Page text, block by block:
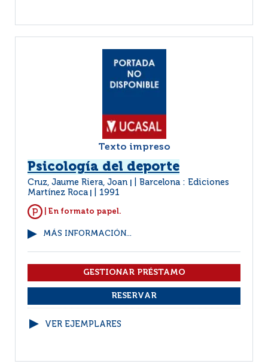
Texto impreso
Psicología del deporte
Cruz, Jaume Riera, Joan
Barcelona : Ediciones
Martínez Roca
1991
| En formato papel.
MÁS INFORMACIÓN...
VER EJEMPLARES